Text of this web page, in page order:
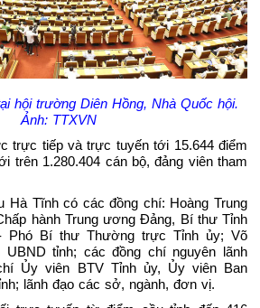
hội trường Diên Hồng, Nhà Quốc hội.
Ảnh: TTXVN
trực tiếp và trực tuyến tới 15.644 điểm
trên 1.280.404 cán bộ, đảng viên tham
Hà Tĩnh có các đồng chí: Hoàng Trung
hành Trung ương Đảng, Bí thư Tỉnh
Phó Bí thư Thường trực Tỉnh ủy; Võ
tỉnh; các đồng chí nguyên lãnh
Ủy viên BTV Tỉnh ủy, Ủy viên Ban
lãnh đạo các sở, ngành, đơn vị.